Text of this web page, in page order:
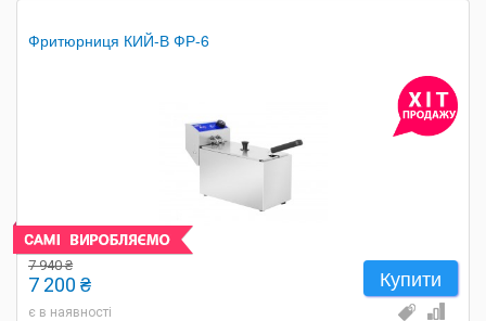
Фритюрниця КИЙ-В ФР-6
Купити
7 940 ₴
7 200 ₴
є в наявності